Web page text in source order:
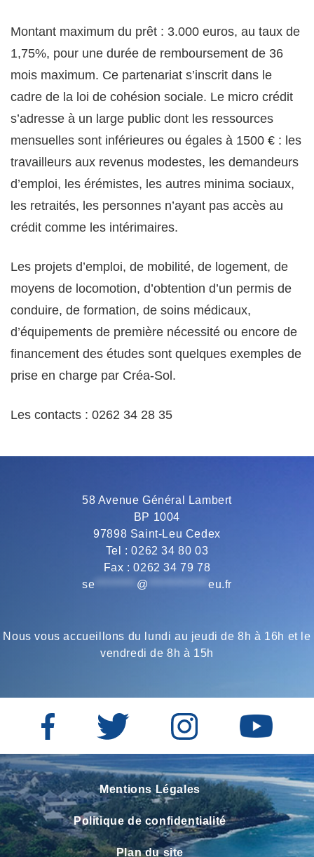
Montant maximum du prêt : 3.000 euros, au taux de
1,75%, pour une durée de remboursement de 36
mois maximum. Ce partenariat s’inscrit dans le
cadre de la loi de cohésion sociale. Le micro crédit
s’adresse à un large public dont les ressources
mensuelles sont inférieures ou égales à 1500 € : les
travailleurs aux revenus modestes, les demandeurs
d’emploi, les érémistes, les autres minima sociaux,
les retraités, les personnes n’ayant pas accès au
crédit comme les intérimaires.
Les projets d’emploi, de mobilité, de logement, de
moyens de locomotion, d’obtention d’un permis de
conduire, de formation, de soins médicaux,
d’équipements de première nécessité ou encore de
financement des études sont quelques exemples de
prise en charge par Créa-Sol.
Les contacts : 0262 34 28 35
58 Avenue Général Lambert
BP 1004
97898 Saint-Leu Cedex
Tel : 0262 34 80 03
Fax : 0262 34 79 78
se
@ *************eu.fr
Nous vous accueillons du lundi au jeudi de 8h à 16h et le
vendredi de 8h à 15h
Mentions Légales
Politique de confidentialité
Plan du site